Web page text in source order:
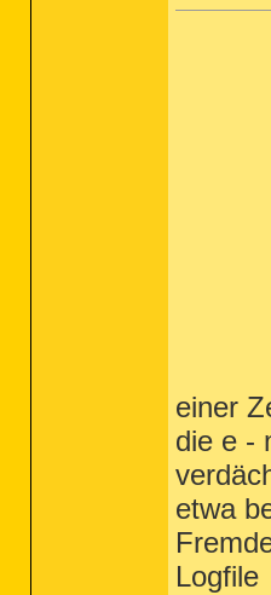
einer
die e -
etwa
Logfile